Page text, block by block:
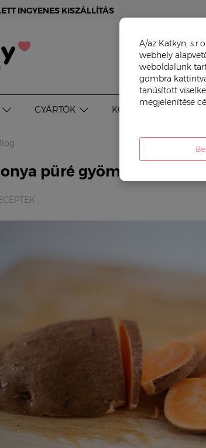
INGYENES KISZÁLLÍTÁS
GYÁRTÓK KOR SZERINT
püré gyömbérrel
,
A/az Katkyn,
webhely
weboldalunk
gombra
tanúsított
megjelenítése